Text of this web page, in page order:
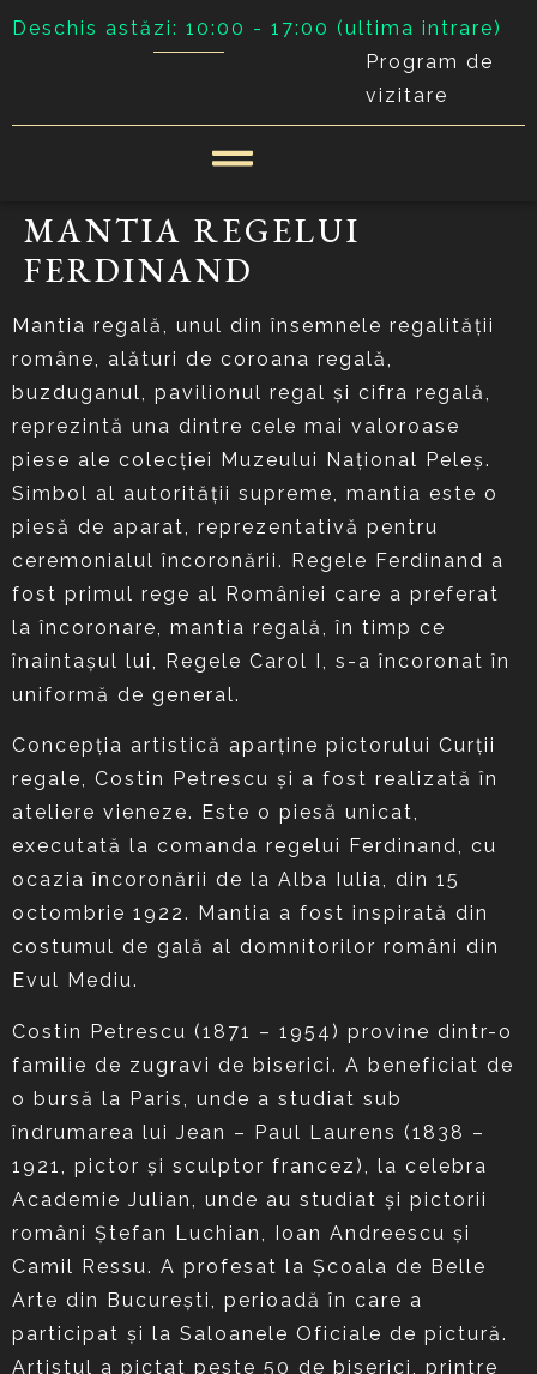
Deschis astăzi: 10:00 - 17:00 (ultima intrare)
Program de
vizitare
MANTIA REGELUI
FERDINAND
Mantia regală, unul din însemnele regalităţii
române, alături de coroana regală,
buzduganul, pavilionul regal şi cifra regală,
reprezintă una dintre cele mai valoroase
piese ale colecţiei Muzeului Naţional Peleş.
Simbol al autorităţii supreme, mantia este o
piesă de aparat, reprezentativă pentru
ceremonialul încoronării. Regele Ferdinand a
fost primul rege al României care a preferat
la încoronare, mantia regală, în timp ce
înaintaşul lui, Regele Carol I, s-a încoronat în
uniformă de general.
Concepţia artistică aparţine pictorului Curţii
regale, Costin Petrescu şi a fost realizată în
ateliere vieneze. Este o piesă unicat,
executată la comanda regelui Ferdinand, cu
ocazia încoronării de la Alba Iulia, din 15
octombrie 1922. Mantia a fost inspirată din
costumul de gală al domnitorilor români din
Evul Mediu.
Costin Petrescu (1871 – 1954) provine dintr-o
familie de zugravi de biserici. A beneficiat de
o bursă la Paris, unde a studiat sub
îndrumarea lui Jean – Paul Laurens (1838 –
1921, pictor şi sculptor francez), la celebra
Academie Julian, unde au studiat şi pictorii
români Ştefan Luchian, Ioan Andreescu şi
Camil Ressu. A profesat la Şcoala de Belle
Arte din Bucureşti, perioadă în care a
participat şi la Saloanele Oficiale de pictură.
Artistul a pictat peste 50 de biserici, printre